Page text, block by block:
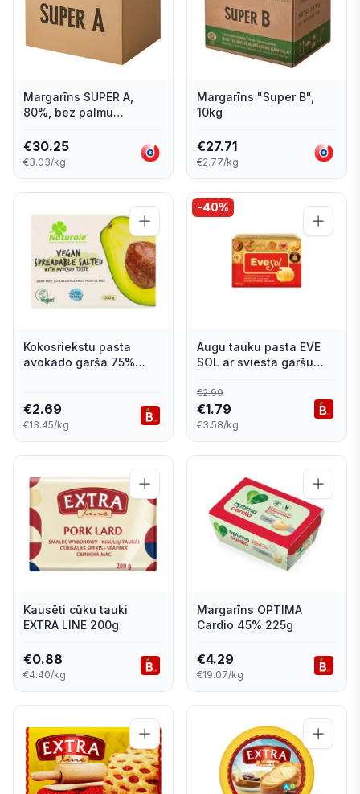
Margarīns SUPER A,
80%, bez palmu
€30.25
€3.03/kg
Margarīns "Super B",
10kg
€27.71
€2.77/kg
Kokosriekstu pasta
avokado garša 75%
€2.69
€13.45/kg
-40%
Augu tauku pasta EVE
SOL ar sviesta garšu
€2.99
€1.79
€3.58/kg
Kausēti cūku tauki
EXTRA LINE 200g
€0.88
€4.40/kg
Margarīns OPTIMA
Cardio 45% 225g
€4.29
€19.07/kg